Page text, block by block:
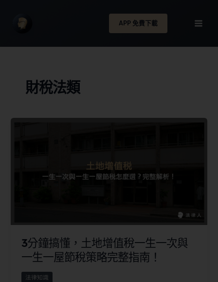
APP 免費下載
財稅法類
3分鐘搞懂，土地增值稅一生一次與
一生一屋節稅策略完整指南！
法律知識